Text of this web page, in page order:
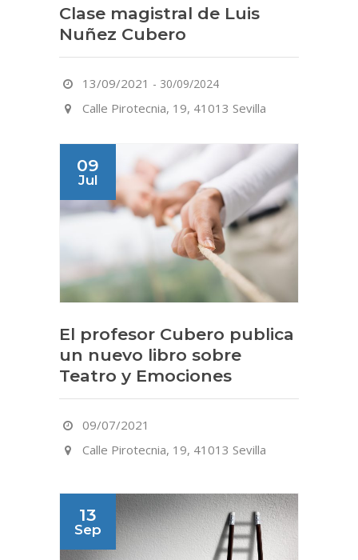
Clase magistral de Luis
Nuñez Cubero
13/09/2021 - 30/09/2024
Calle Pirotecnia, 19, 41013 Sevilla
09
Jul
El profesor Cubero publica
un nuevo libro sobre
Teatro y Emociones
09/07/2021
Calle Pirotecnia, 19, 41013 Sevilla
13
Sep